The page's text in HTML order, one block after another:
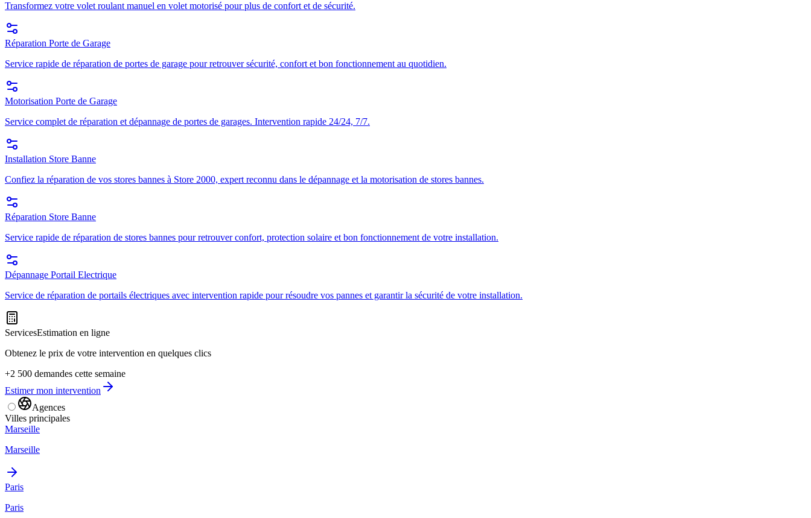
Transformez votre volet roulant manuel en volet motorisé pour plus de confort et de sécurité.
Réparation Porte de Garage
Service rapide de réparation de portes de garage pour retrouver sécurité, confort et bon fonctionnement au quotidien.
Motorisation Porte de Garage
Service complet de réparation et dépannage de portes de garages. Intervention rapide 24/24, 7/7.
Installation Store Banne
Confiez la réparation de vos stores bannes à Store 2000, expert reconnu dans le dépannage et la motorisation de stores bannes.
Réparation Store Banne
Service rapide de réparation de stores bannes pour retrouver confort, protection solaire et bon fonctionnement de votre installation.
Dépannage Portail Electrique
Service de réparation de portails électriques avec intervention rapide pour résoudre vos pannes et garantir la sécurité de votre installation.
ServicesEstimation en ligne
Obtenez le prix de votre intervention en quelques clics
+2 500 demandes cette semaine
Estimer mon intervention
Agences
Villes principales
Marseille
Marseille
Paris
Paris